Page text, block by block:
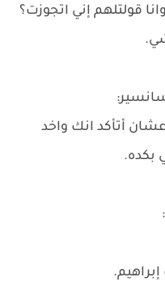
قولتلهم إني اتجوزت؟
عشان أتأكد انك واخد
بكده.